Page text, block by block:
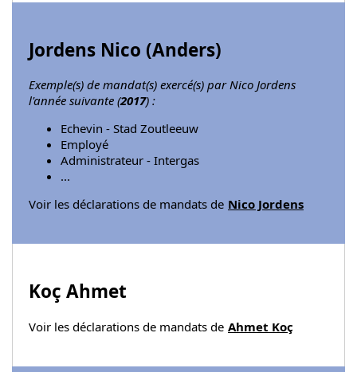
Jordens Nico (Anders)
Exemple(s) de mandat(s) exercé(s) par Nico Jordens
l'année suivante (2017) :
Echevin - Stad Zoutleeuw
Employé
Administrateur - Intergas
...
Voir les déclarations de mandats de Nico Jordens
Koç Ahmet
Voir les déclarations de mandats de Ahmet Koç